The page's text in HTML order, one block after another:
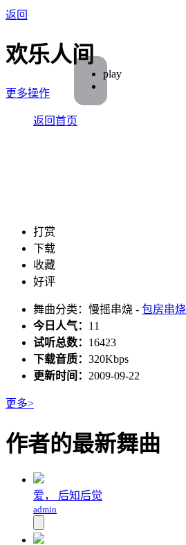
返回
欢乐人间
更多操作
返回首页
打赏
下载
收藏
好评
舞曲分类：慢摇串烧 - 包房串烧
今日人气： 11
试听总数： 16423
下载音质： 320Kbps
更新时间： 2009-09-22
更多>
作者的最新舞曲
爱， 后知后觉
admin
play